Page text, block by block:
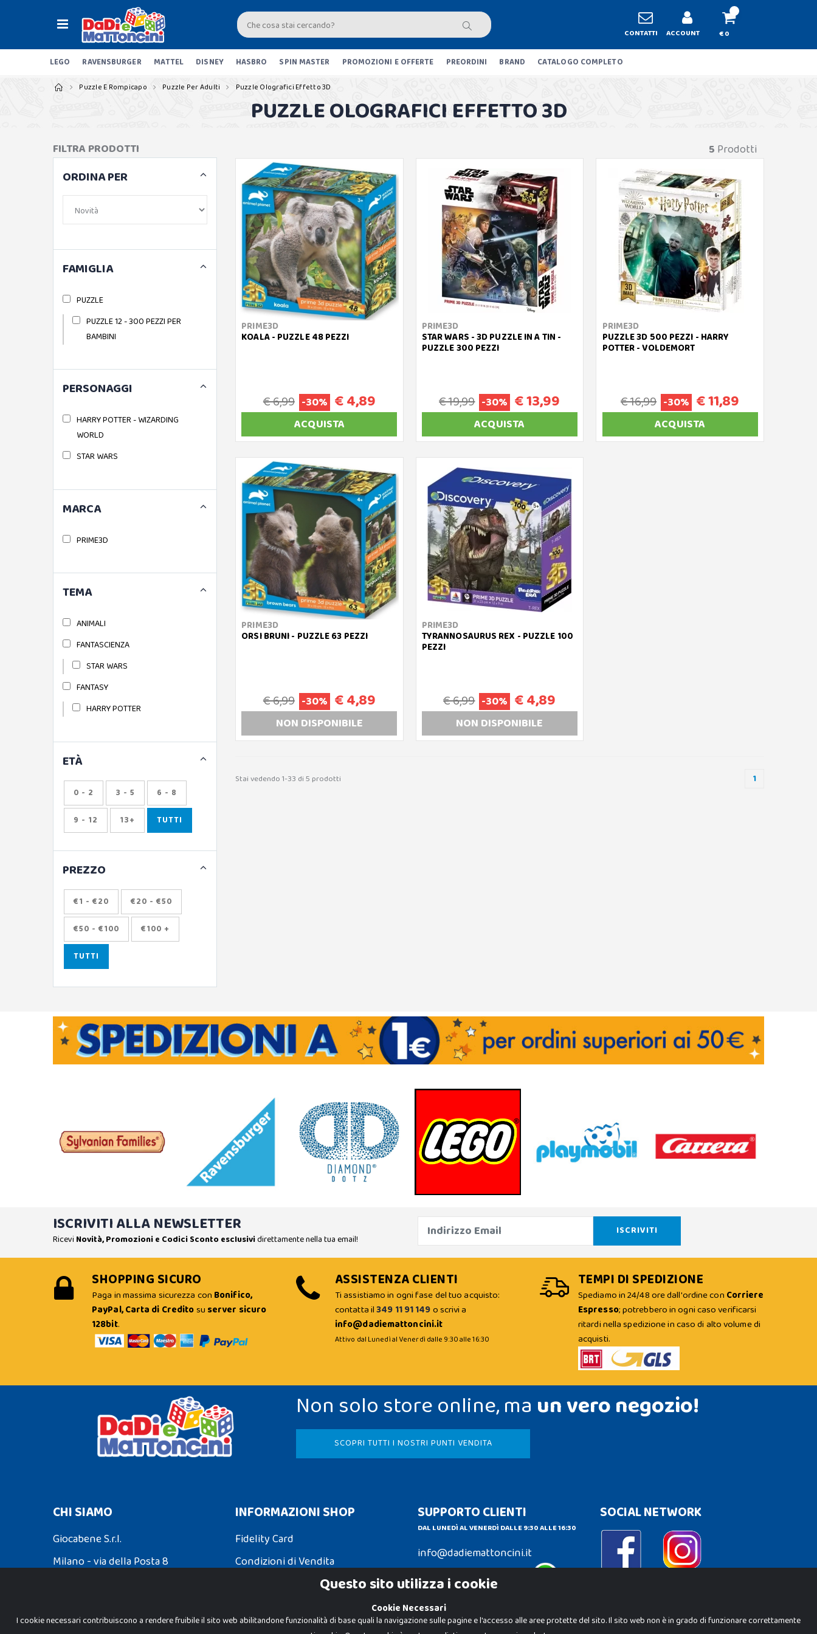
CONTATTI ACCOUNT € 0
LEGO RAVENSBURGER MATTEL DISNEY HASBRO SPIN MASTER PROMOZIONI E OFFERTE PREORDINI BRAND CATALOGO COMPLETO
Puzzle E Rompicapo Puzzle Per Adulti Puzzle Olografici Effetto 3D
PUZZLE OLOGRAFICI EFFETTO 3D
5 Prodotti
PRIME3D
KOALA - PUZZLE 48 PEZZI
€ 6,99 -30% € 4,89
ACQUISTA
PRIME3D
STAR WARS - 3D PUZZLE IN A TIN -
PUZZLE 300 PEZZI
€ 19,99 -30% € 13,99
ACQUISTA
PRIME3D
PUZZLE 3D 500 PEZZI - HARRY
POTTER - VOLDEMORT
€ 16,99 -30% € 11,89
ACQUISTA
PRIME3D
ORSI BRUNI - PUZZLE 63 PEZZI
€ 6,99 -30% € 4,89
NON DISPONIBILE
PRIME3D
TYRANNOSAURUS REX - PUZZLE 100
PEZZI
€ 6,99 -30% € 4,89
NON DISPONIBILE
Stai vedendo 1-33 di 5 prodotti 1
FILTRA PRODOTTI
ORDINA PER
FAMIGLIA
PUZZLE
PUZZLE 12 - 300 PEZZI PER
BAMBINI
PERSONAGGI
HARRY POTTER - WIZARDING
WORLD
STAR WARS
MARCA
PRIME3D
TEMA
ANIMALI
FANTASCIENZA
STAR WARS
FANTASY
HARRY POTTER
ETÀ
0 - 2 3 - 5 6 - 8
9 - 12 13+ TUTTI
PREZZO
€1 - €20 €20 - €50
€50 - €100 €100 +
TUTTI
ISCRIVITI ALLA NEWSLETTER
Ricevi Novità, Promozioni e Codici Sconto esclusividirettamente nella tua email!
SHOPPING SICURO
Paga in massima sicurezza con Bonifico,
PayPal, Carta di Creditosu server sicuro
128bit.
ASSISTENZA CLIENTI
Ti assistiamo in ogni fase del tuo acquisto:
contatta il349 11 91 149o scrivi a
info@dadiemattoncini.it
Attivo dal Lunedì al Venerdì dalle 9:30 alle 16:30
TEMPI DI SPEDIZIONE
Spediamo in 24/48 ore dall'ordine con Corriere
Espresso; potrebbero in ogni caso verificarsi
ritardi nella spedizione in caso di alto volume di
acquisti.
Non solo store online, ma un vero negozio!
SCOPRI TUTTI I NOSTRI PUNTI VENDITA
CHI SIAMO
Giocabene S.r.l.
Milano - via della Posta 8
INFORMAZIONI SHOP
Fidelity Card
Condizioni di Vendita
SUPPORTO CLIENTI
DAL LUNEDÌ AL VENERDÌ DALLE 9:30 ALLE 16:30
info@dadiemattoncini.it
Contattaci su Whatsapp
SOCIAL NETWORK
Questo sito utilizza i cookie
Cookie Necessari
I cookie necessari contribuiscono a rendere fruibile il sito web abilitandone funzionalità di base quali la navigazione sulle pagine e l'accesso alle aree protette del sito. Il sito web non è in grado di funzionare correttamente